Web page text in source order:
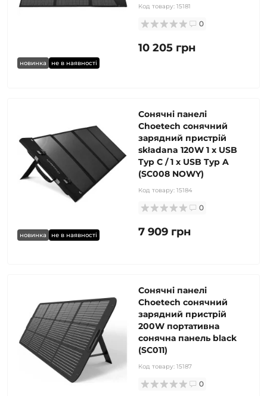
новинка не в наявності
Код товару: 15181
0
10 205 грн
новинка не в наявності
Сонячні панелі
Choetech сонячний
зарядний пристрій
składana 120W 1 x USB
Typ C / 1 x USB Typ A
(SC008 NOWY)
Код товару: 15184
0
7 909 грн
Сонячні панелі
Choetech сонячний
зарядний пристрій
200W портативна
сонячна панель black
(SC011)
Код товару: 15187
0